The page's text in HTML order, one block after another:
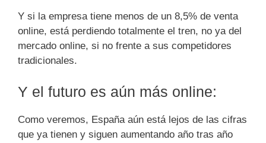
Y si la empresa tiene menos de un 8,5% de venta
online, está perdiendo totalmente el tren, no ya del
mercado online, si no frente a sus competidores
tradicionales.
Y el futuro es aún más online:
Como veremos, España aún está lejos de las cifras
que ya tienen y siguen aumentando año tras año